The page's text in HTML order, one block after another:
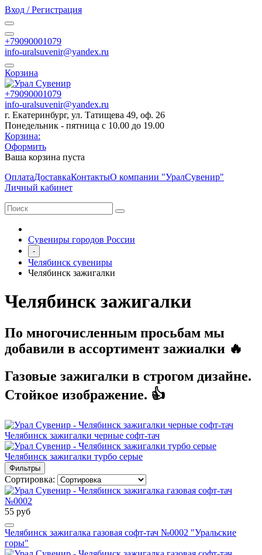
Вход / Регистрация
+79090001079
info-uralsuvenir@yandex.ru
Корзина
+79090001079
info-uralsuvenir@yandex.ru
г. Екатеринбург, ул. Татищева 49, оф. 26
Понедельник - пятница с 10.00 до 19.00
Корзина:
Оформить
Ваша корзина пуста
ОплатаДоставкаКонтактыО компании "УралСувенир"
Личный кабинет
Сувениры городов России
-
Челябинск сувениры
Челябинск зажигалки
Челябинск зажигалки
По многочисленным просьбам мы
добавили в ассортимент зажиалки 🔥
Газовые зажигалки в строгом дизайне.
Стойкое изображение. 👍
Челябинск зажигалки черные софт-тач
Челябинск зажигалки турбо серые
Фильтры
Сортировка:
55 руб
Челябинск зажигалка газовая софт-тач №0002 "Уральские
горы"